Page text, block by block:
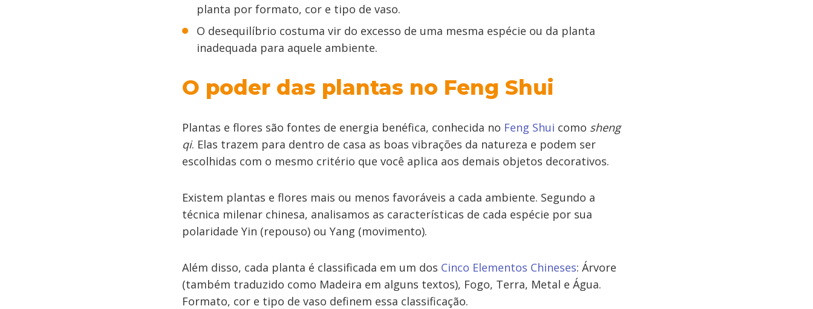
planta por formato, cor e tipo de vaso.
O desequilíbrio costuma vir do excesso de uma mesma espécie ou da planta
inadequada para aquele ambiente.
O poder das plantas no Feng Shui
Plantas e flores são fontes de energia benéfica, conhecida no Feng Shui como sheng
qi. Elas trazem para dentro de casa as boas vibrações da natureza e podem ser
escolhidas com o mesmo critério que você aplica aos demais objetos decorativos.
Existem plantas e flores mais ou menos favoráveis a cada ambiente. Segundo a
técnica milenar chinesa, analisamos as características de cada espécie por sua
polaridade Yin (repouso) ou Yang (movimento).
Além disso, cada planta é classificada em um dos Cinco Elementos Chineses: Árvore
(também traduzido como Madeira em alguns textos), Fogo, Terra, Metal e Água.
Formato, cor e tipo de vaso definem essa classificação.